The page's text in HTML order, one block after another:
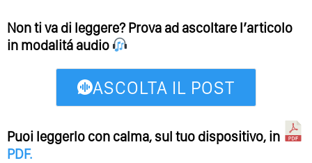
Non ti va di leggere? Prova ad ascoltare l’articolo
in modalitá audio
ASCOLTA IL POST
Puoi leggerlo con calma, sul tuo dispositivo, in
PDF.